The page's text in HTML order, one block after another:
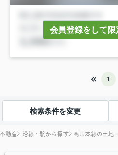
会員登録をして限
1
検索条件を変更
動産 沿線・駅から探す 高山本線の土地